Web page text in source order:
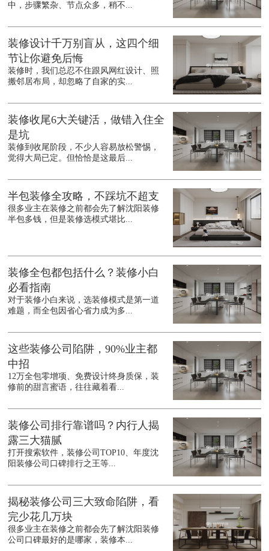
中，步骤繁杂、节点众多，稍不...
装修设计千万别盲从，这四个细
节让你避免后悔
装修时，我们总忍不住跟风网红设计、照
搬邻居布局，却忽略了自家的实...
装修收尾6大关键活，做错入住全
是坑
装修到收尾阶段，不少人容易放松警惕，
觉得大局已定。但恰恰是这最后...
半包装修全攻略，不踩坑不超支
很多业主在装修之前都会先了解沈阳装修
半包多钱，但是装修选模式堪比...
装修全包都包括什么？装修小白
必看指南
对于装修小白来说，选装修模式是第一道
难题，而全包因省心省力成为多...
这些装修公司陷阱，90%业主都
中招
12万全包零增项、免费设计终身质保，装
修前的甜言蜜语，往往藏着看...
装修公司排行靠谱吗？内行人揭
露三大猫腻
打开搜索软件，装修公司TOP10、年度沈
阳装修公司口碑排行之王等...
揭秘装修公司三大致命陷阱，看
完少花几万块
很多业主在装修之前都会先了解沈阳装修
公司口碑最好的是哪家，装修本...